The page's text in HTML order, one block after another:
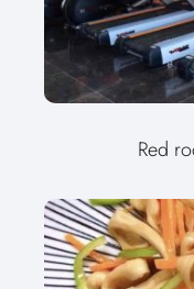
Red